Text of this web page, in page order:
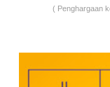
( Penghargaan